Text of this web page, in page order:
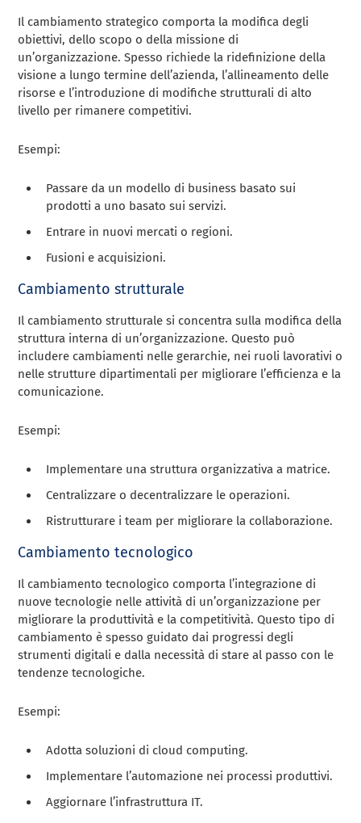
Il cambiamento strategico comporta la modifica degli
obiettivi, dello scopo o della missione di
un’organizzazione. Spesso richiede la ridefinizione della
visione a lungo termine dell’azienda, l’allineamento delle
risorse e l’introduzione di modifiche strutturali di alto
livello per rimanere competitivi.
Esempi:
Passare da un modello di business basato sui
prodotti a uno basato sui servizi.
Entrare in nuovi mercati o regioni.
Fusioni e acquisizioni.
Cambiamento strutturale
Il cambiamento strutturale si concentra sulla modifica della
struttura interna di un’organizzazione. Questo può
includere cambiamenti nelle gerarchie, nei ruoli lavorativi o
nelle strutture dipartimentali per migliorare l’efficienza e la
comunicazione.
Esempi:
Implementare una struttura organizzativa a matrice.
Centralizzare o decentralizzare le operazioni.
Ristrutturare i team per migliorare la collaborazione.
Cambiamento tecnologico
Il cambiamento tecnologico comporta l’integrazione di
nuove tecnologie nelle attività di un’organizzazione per
migliorare la produttività e la competitività. Questo tipo di
cambiamento è spesso guidato dai progressi degli
strumenti digitali e dalla necessità di stare al passo con le
tendenze tecnologiche.
Esempi:
Adotta soluzioni di cloud computing.
Implementare l’automazione nei processi produttivi.
Aggiornare l’infrastruttura IT.